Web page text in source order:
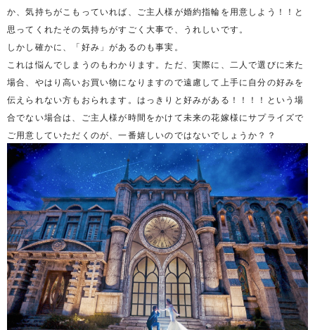
か、気持ちがこもっていれば、ご主人様が婚約指輪を用意しよう！！と
思ってくれたその気持ちがすごく大事で、うれしいです。
しかし確かに、「好み」があるのも事実。
これは悩んでしまうのもわかります。ただ、実際に、二人で選びに来た
場合、やはり高いお買い物になりますので遠慮して上手に自分の好みを
伝えられない方もおられます。はっきりと好みがある！！！！という場
合でない場合は、ご主人様が時間をかけて未来の花嫁様にサプライズで
ご用意していただくのが、一番嬉しいのではないでしょうか？？